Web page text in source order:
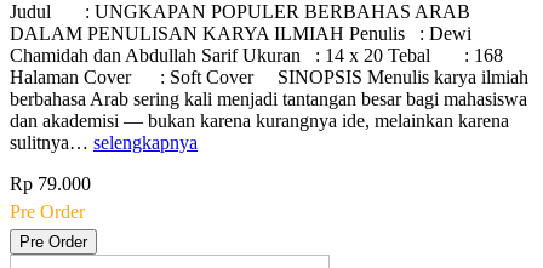
Judul : UNGKAPAN POPULER BERBAHAS ARAB
DALAM PENULISAN KARYA ILMIAH Penulis : Dewi
Chamidah dan Abdullah Sarif Ukuran : 14 x 20 Tebal : 168
Halaman Cover : Soft Cover SINOPSIS Menulis karya ilmiah
berbahasa Arab sering kali menjadi tantangan besar bagi mahasiswa
dan akademisi — bukan karena kurangnya ide, melainkan karena
sulitnya… selengkapnya
Rp 79.000
Pre Order
Pre Order